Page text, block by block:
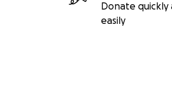
Donate quickly
easily